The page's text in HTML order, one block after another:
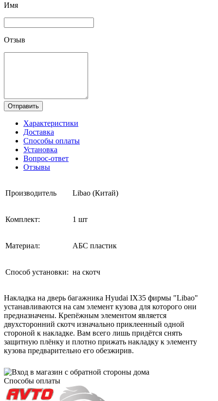
Имя
Отзыв
Отправить
Характеристики
Доставка
Способы оплаты
Установка
Вопрос-ответ
Отзывы
Производитель Libao (Китай)
Комплект: 1 шт
Материал: АБС пластик
Способ установки: на скотч
Накладка на дверь багажника Hyudai IX35 фирмы "Libao"
устанавливаются на сам элемент кузова для которого они
предназначены. Крепёжным элементом является
двухсторонний скотч изначально приклеенный одной
стороной к накладке. Вам всего лишь придётся снять
защитную плёнку и плотно прижать накладку к элементу
кузова предварительно его обезжирив.
Способы оплаты